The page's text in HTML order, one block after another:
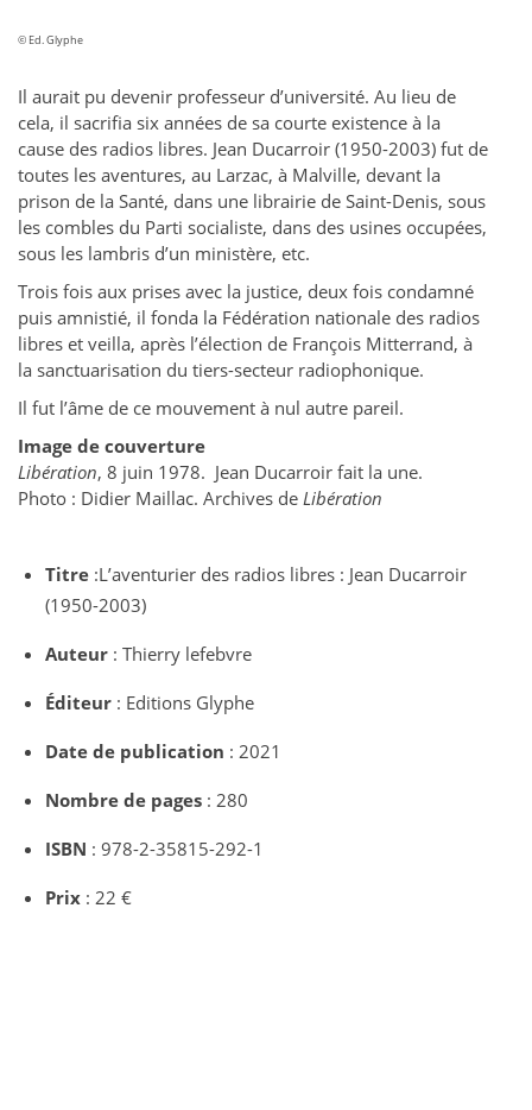
© Ed. Glyphe
Il aurait pu devenir professeur d’université. Au lieu de
cela, il sacrifia six années de sa courte existence à la
cause des radios libres. Jean Ducarroir (1950-2003) fut de
toutes les aventures, au Larzac, à Malville, devant la
prison de la Santé, dans une librairie de Saint-Denis, sous
les combles du Parti socialiste, dans des usines occupées,
sous les lambris d’un ministère, etc.
Trois fois aux prises avec la justice, deux fois condamné
puis amnistié, il fonda la Fédération nationale des radios
libres et veilla, après l’élection de François Mitterrand, à
la sanctuarisation du tiers-secteur radiophonique.
Il fut l’âme de ce mouvement à nul autre pareil.
Image de couverture
Libération, 8 juin 1978. Jean Ducarroir fait la une.
Photo : Didier Maillac. Archives de Libération
Titre :L’aventurier des radios libres : Jean Ducarroir
(1950-2003)
Auteur : Thierry lefebvre
Éditeur : Editions Glyphe
Date de publication : 2021
Nombre de pages : 280
ISBN : 978-2-35815-292-1
Prix : 22 €